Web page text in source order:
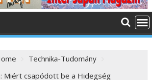
Technika-Tudomány
Miért csapódott be a Hidegség